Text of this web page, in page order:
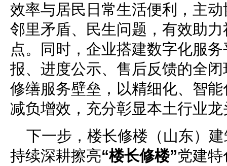
效率与居民日常生活便利，主
邻里矛盾、民生问题，有效助
点。同时，企业搭建数字化服
报、进度公示、售后反馈的全
修缮服务壁垒，以精细化、智
减负增效，充分彰显本土行业
下一步，楼长修楼（山东）
持续深耕擦亮“楼长修楼”党建